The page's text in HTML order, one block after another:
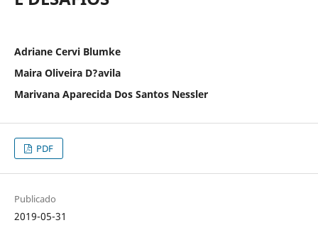
Adriane Cervi Blumke
Maira Oliveira D?avila
Marivana Aparecida Dos Santos Nessler
PDF
Publicado
2019-05-31